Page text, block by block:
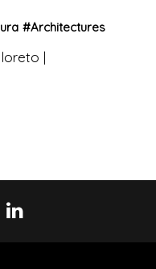
#Architectures